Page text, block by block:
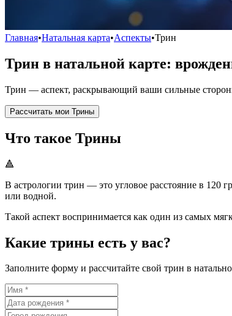
Главная•Натальная карта•Аспекты•Трин
Трин в натальной карте:
Трин — аспект, раскрывающий ваши сильные
Рассчитать мои Трины
Что такое Трины
🔺
В астрологии трин — это угловое расстояние в 120
или водной.
Такой аспект воспринимается как один из самых
Какие трины есть у вас?
Заполните форму и рассчитайте свой трин в